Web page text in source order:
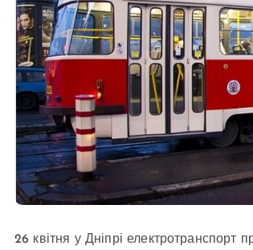
26 квітня у Дніпрі